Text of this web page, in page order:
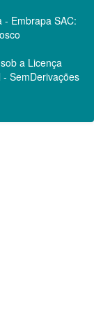
- Embrapa SAC:
a Licença
SemDerivações